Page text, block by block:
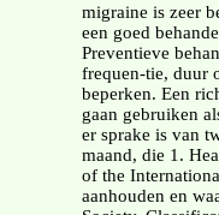
migraine is zeer
een goed
Preventieve
frequen-tie, duur
beperken. Een
gaan gebruiken
er sprake is van
maand, die 1.
of the
aanhouden en